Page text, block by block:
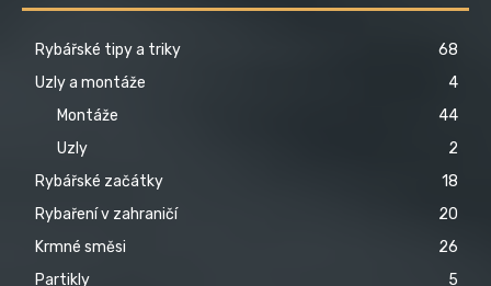
Rybářské tipy a triky
68
Uzly a montáže
4
Montáže
44
Uzly
2
Rybářské začátky
18
Rybaření v zahraničí
20
Krmné směsi
26
Partikly
5